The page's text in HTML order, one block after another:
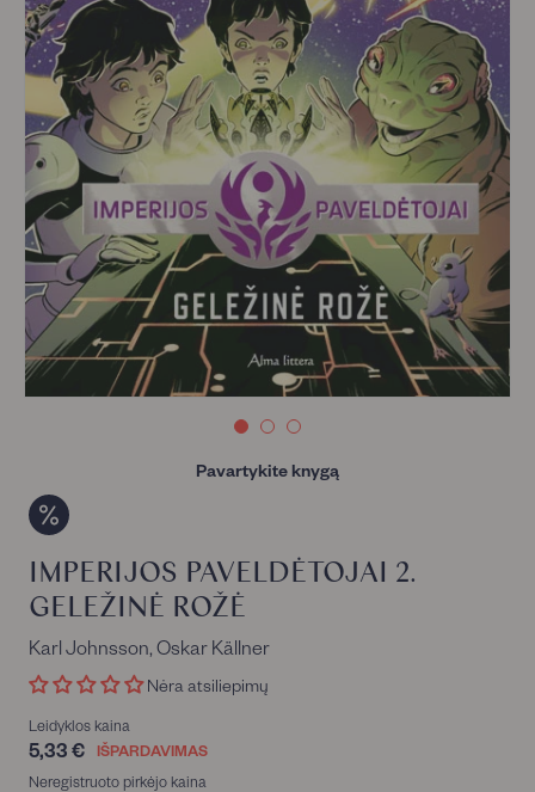
Pavartykite knygą
IMPERIJOS PAVELDĖTOJAI 2.
GELEŽINĖ ROŽĖ
Karl Johnsson, Oskar Källner
Nėra atsiliepimų
Leidyklos kaina
5,33 € 5,33
IŠPARDAVIMAS
Neregistruoto pirkėjo kaina